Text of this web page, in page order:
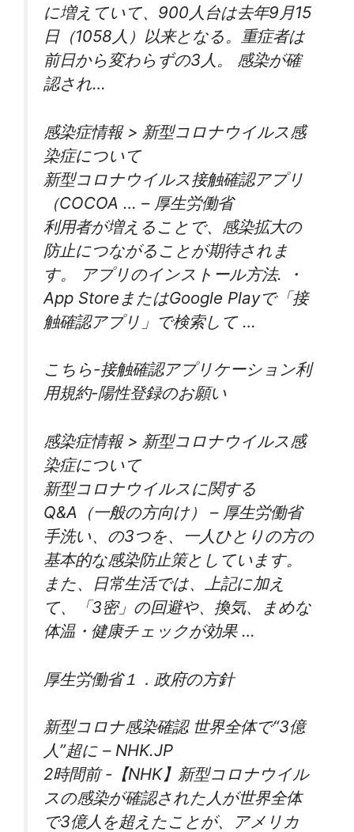
に増えていて、900人台は去年9月15
日（1058人）以来となる。重症者は
前日から変わらずの3人。 感染が確
認され…
感染症情報 > 新型コロナウイルス感
染症について
新型コロナウイルス接触確認アプリ
（COCOA … – 厚生労働省
利用者が増えることで、感染拡大の
防止につながることが期待されま
す。 アプリのインストール方法. ・
App StoreまたはGoogle Playで「接
触確認アプリ」で検索して …
こちら-接触確認アプリケーション利
用規約-陽性登録のお願い
感染症情報 > 新型コロナウイルス感
染症について
新型コロナウイルスに関する
Q&A（一般の方向け） – 厚生労働省
手洗い、の3つを、一人ひとりの方の
基本的な感染防止策としています。
また、日常生活では、上記に加え
て、「3密」の回避や、換気、まめな
体温・健康チェックが効果 …
厚生労働省１．政府の方針
新型コロナ感染確認 世界全体で“3億
人”超に – NHK.JP
2時間前 -【NHK】新型コロナウイル
スの感染が確認された人が世界全体
で3億人を超えたことが、アメリカ